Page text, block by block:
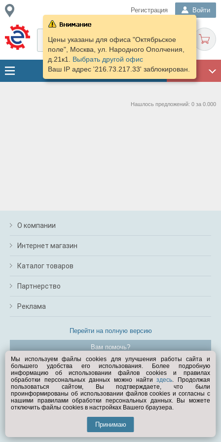
Регистрация Войти
ГАРАЖ
Цены указаны для офиса "Октябрьское
поле", Москва, ул. Народного Ополчения,
д.21к1. Выбрать другой офис
Ваш IP адрес '216.73.217.33' заблокирован.
Нашлось предложений: 0 за 0.000
О компании
Интернет магазин
Каталог товаров
Партнерство
Реклама
Перейти на полную версию
Вам помочь?
© Exist.ru 1998—2026
Мы используем файлы cookies для улучшения работы сайта и
большего удобства его использования. Более подробную
информацию об использовании файлов cookies и правилах
обработки персональных данных можно найтиздесь. Продолжая
пользоваться сайтом, Вы подтверждаете, что были
проинформированы об использовании файлов cookies и согласны с
нашими правилами обработки персональных данных. Вы можете
отключить файлы cookies в настройках Вашего браузера.
Принимаю